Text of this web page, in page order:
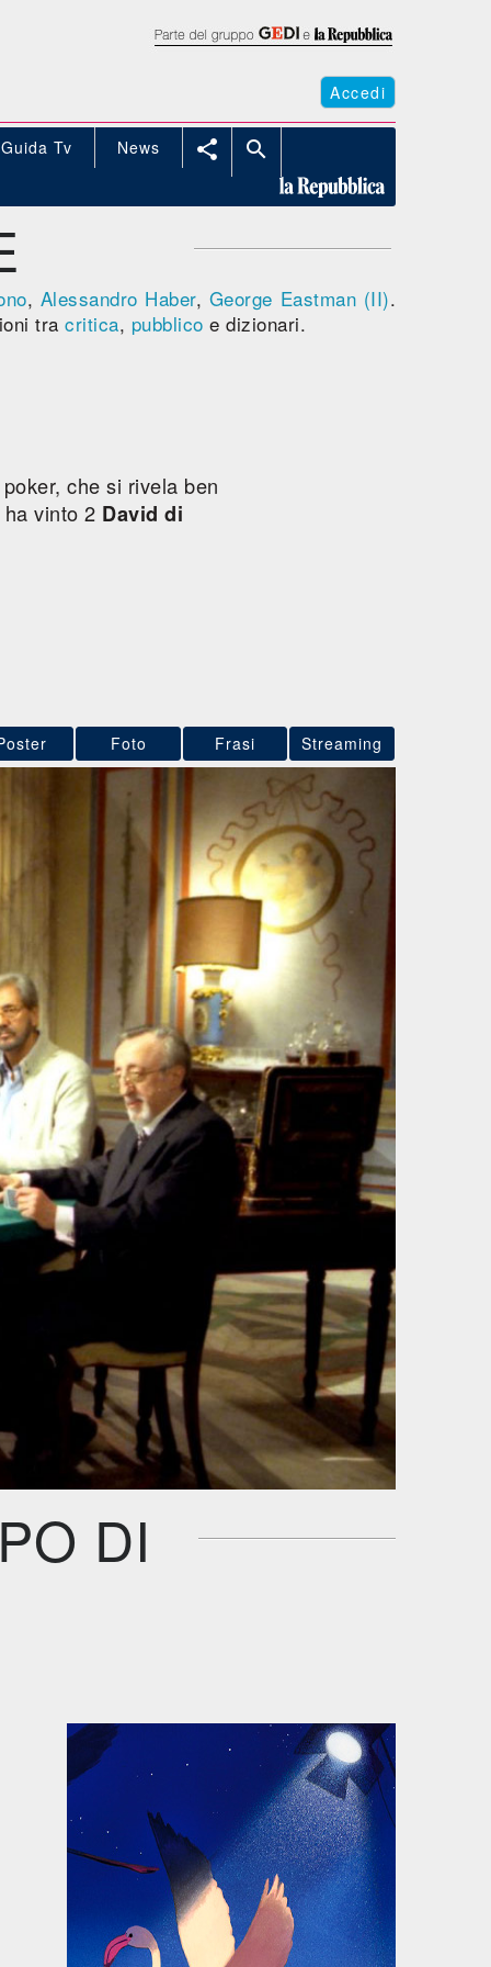
Accedi
Guida Tv News  
, Alessandro Haber, George Eastman (II).
tra critica, pubblico e dizionari.
che si rivela ben
ha vinto 2 David di
Foto Frasi Streaming
DI